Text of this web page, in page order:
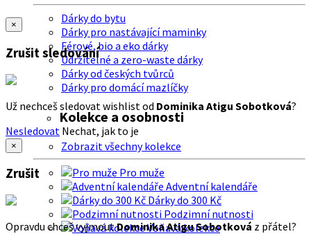
Dárky do bytu
Dárky pro nastávající maminky
Férové, bio a eko dárky
Udržitelné a zero-waste dárky
Dárky od českých tvůrců
Dárky pro domácí mazlíčky
Kolekce a osobnosti
Zobrazit všechny kolekce
Pro muže
Adventní kalendáře
Dárky do 300 Kč
Podzimní nutnosti
Voňavá kolekce
×
Zrušit sledování
Už nechceš sledovat wishlist od Dominika Atigu Sobotková?
Nesledovat Nechat, jak to je
×
Zrušit
Opravdu chceš vyjmoutDominika Atigu Sobotková z přátel?